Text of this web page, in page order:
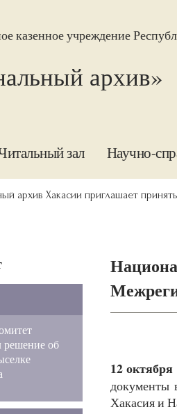
казенное учреждение
архив»
зал Научно-
архив Хакасии приглашает
решение об
12 октября
документы
Хакасия и